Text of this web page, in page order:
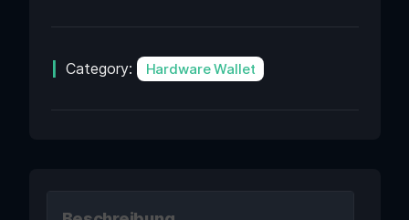
Category: Hardware Wallet